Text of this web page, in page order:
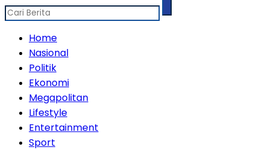
Home
Nasional
Politik
Ekonomi
Megapolitan
Lifestyle
Entertainment
Sport